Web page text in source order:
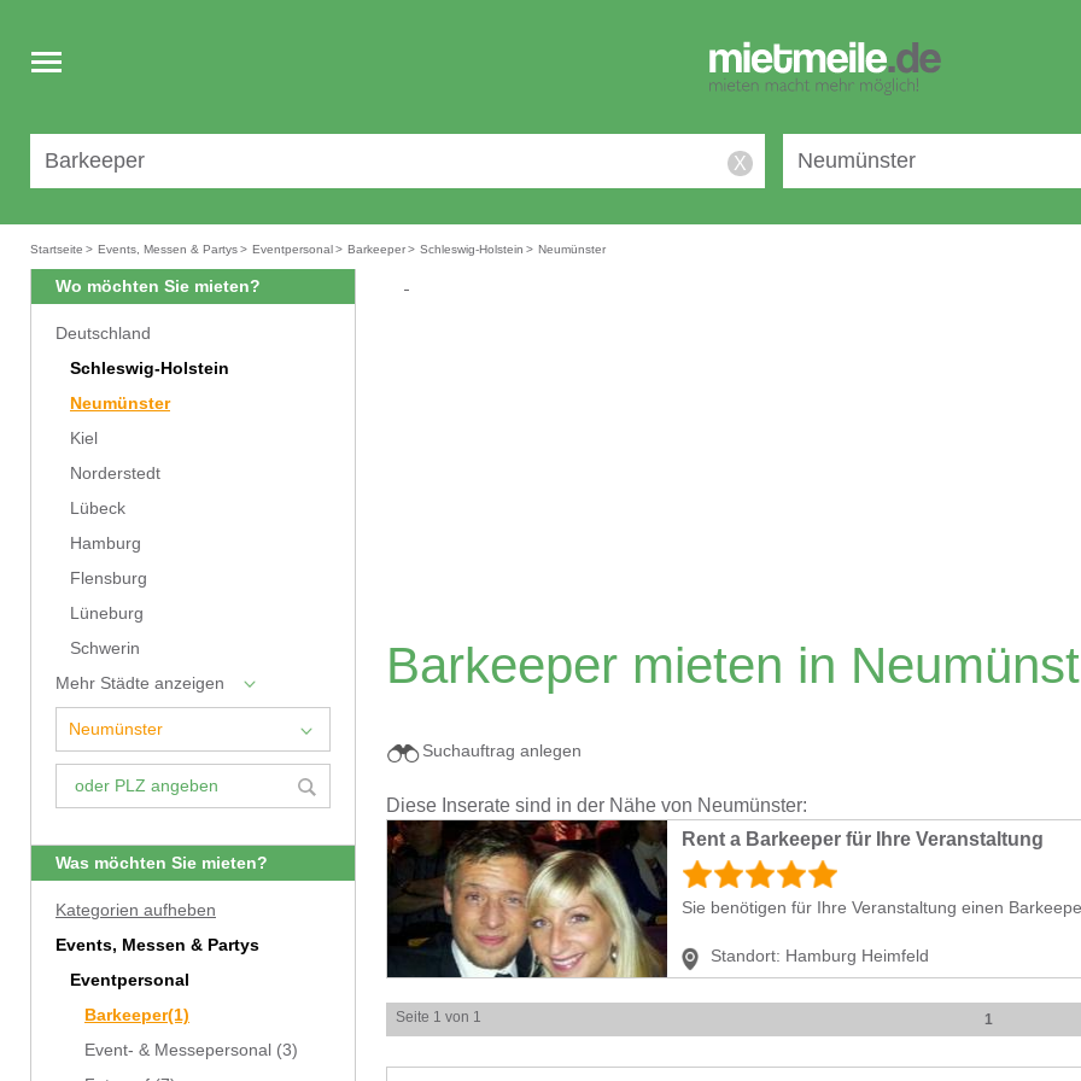
Toggle
navigation
X
Startseite > Events, Messen & Partys> Eventpersonal> Barkeeper> Schleswig-Holstein > Neumünster
Wo möchten Sie mieten?
Deutschland
Schleswig-Holstein
Neumünster
Kiel
Norderstedt
Lübeck
Hamburg
Flensburg
Lüneburg
Schwerin
Mehr Städte anzeigen
Was möchten Sie mieten?
Kategorien aufheben
Events, Messen & Partys
Eventpersonal
Barkeeper(1)
Event- & Messepersonal (3)
Barkeeper mieten in
Suchauftrag anlegen
Diese Inserate sind in der Nähe von Neumünster:
Rent a Barkeeper für Ihre Veranstaltung
Sie benötigen für Ihre Veranstaltung einen
Standort: Hamburg Heimfeld
Seite 1 von 1 1